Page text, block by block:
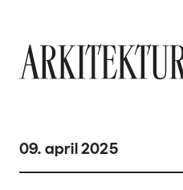
09. april 2025